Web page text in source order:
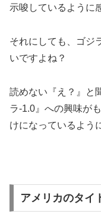
示唆しているように
それにしても、ゴジ
いですよね？
読めない『え？』と
ラ-1.0』への興味が
けになっているよう
アメリカのタイ